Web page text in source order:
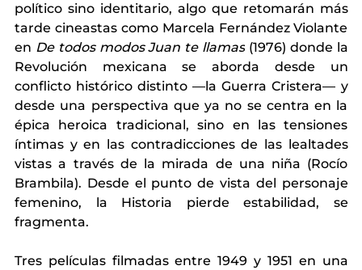
político sino identitario, algo que retomarán más
tarde cineastas como Marcela Fernández Violante
en De todos modos Juan te llamas (1976) donde la
Revolución mexicana se aborda desde un
conflicto histórico distinto —la Guerra Cristera— y
desde una perspectiva que ya no se centra en la
épica heroica tradicional, sino en las tensiones
íntimas y en las contradicciones de las lealtades
vistas a través de la mirada de una niña (Rocío
Brambila). Desde el punto de vista del personaje
femenino, la Historia pierde estabilidad, se
fragmenta.
Tres películas filmadas entre 1949 y 1951 en una